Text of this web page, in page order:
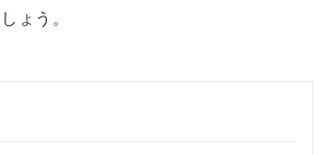
ょう。